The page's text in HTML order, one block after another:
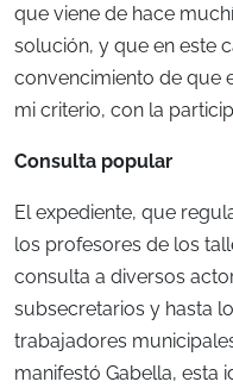
que viene de hace
solución, y que en este
convencimiento de que
mi criterio, con la
Consulta popular
El expediente, que
los profesores de los
consulta a diversos
subsecretarios y hasta
trabajadores
manifestó Gabella, esta